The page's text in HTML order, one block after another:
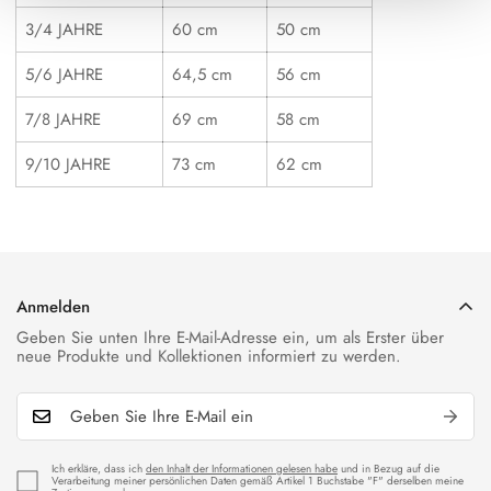
3/4 JAHRE
60 cm
50 cm
5/6 JAHRE
64,5 cm
56 cm
7/8 JAHRE
69 cm
58 cm
9/10 JAHRE
73 cm 62 cm
Anmelden
Geben Sie unten Ihre E-Mail-Adresse ein, um als Erster über
neue Produkte und Kollektionen informiert zu werden.
Ich erkläre, dass ich den Inhalt der Informationen gelesen habe und in Bezug auf die
Verarbeitung meiner persönlichen Daten gemäß Artikel 1 Buchstabe "F" derselben meine